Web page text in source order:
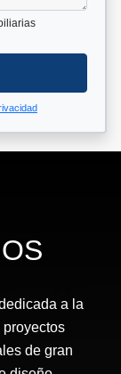
a la
de gran